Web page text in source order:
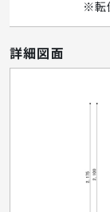
※転
詳細図面